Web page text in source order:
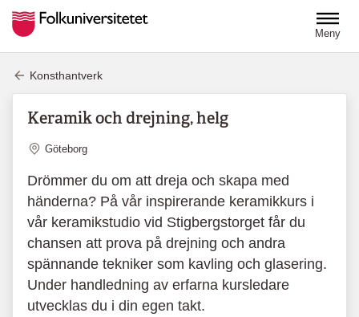
Meny
Konsthantverk
Keramik och drejning, helg
Plats
Göteborg
Drömmer du om att dreja och skapa med
händerna? På vår inspirerande keramikkurs i
vår keramikstudio vid Stigbergstorget får du
chansen att prova på drejning och andra
spännande tekniker som kavling och glasering.
Under handledning av erfarna kursledare
utvecklas du i din egen takt.